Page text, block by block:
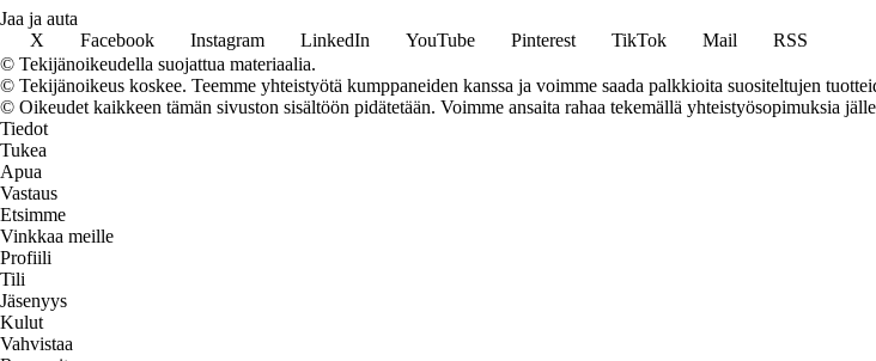
Jaa ja auta
X
Facebook Instagram LinkedIn YouTube Pinterest TikTok Mail
RSS
© Tekijänoikeudella suojattua materiaalia.
© Tekijänoikeus koskee. Teemme yhteistyötä kumppaneiden kanssa ja voimme saada palkkioita suositeltujen
© Oikeudet kaikkeen tämän sivuston sisältöön pidätetään. Voimme ansaita rahaa tekemällä yhteistyösopimuksia
Tiedot
Tukea
Apua
Vastaus
Etsimme
Vinkkaa meille
Profiili
Tili
Jäsenyys
Kulut
Vahvistaa